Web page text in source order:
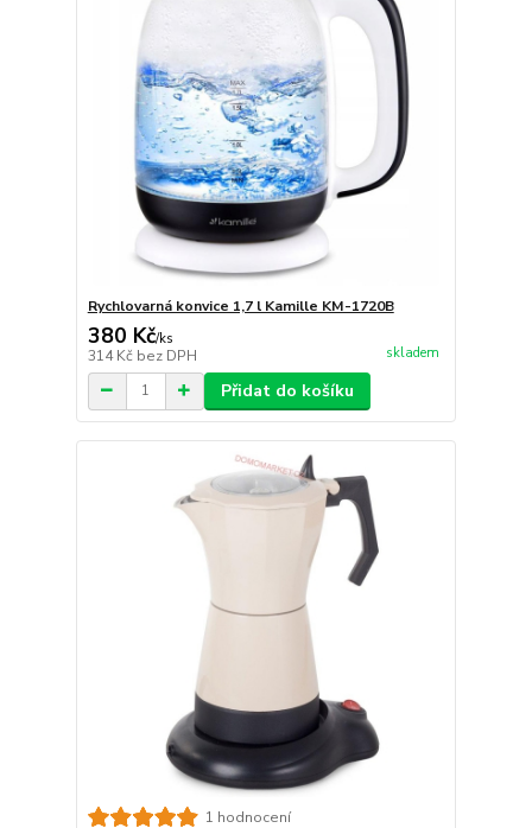
Rychlovarná konvice 1,7 l Kamille KM-1720B
380 Kč/ks
314 Kč bez DPH skladem
Přidat do košíku
1 hodnocení